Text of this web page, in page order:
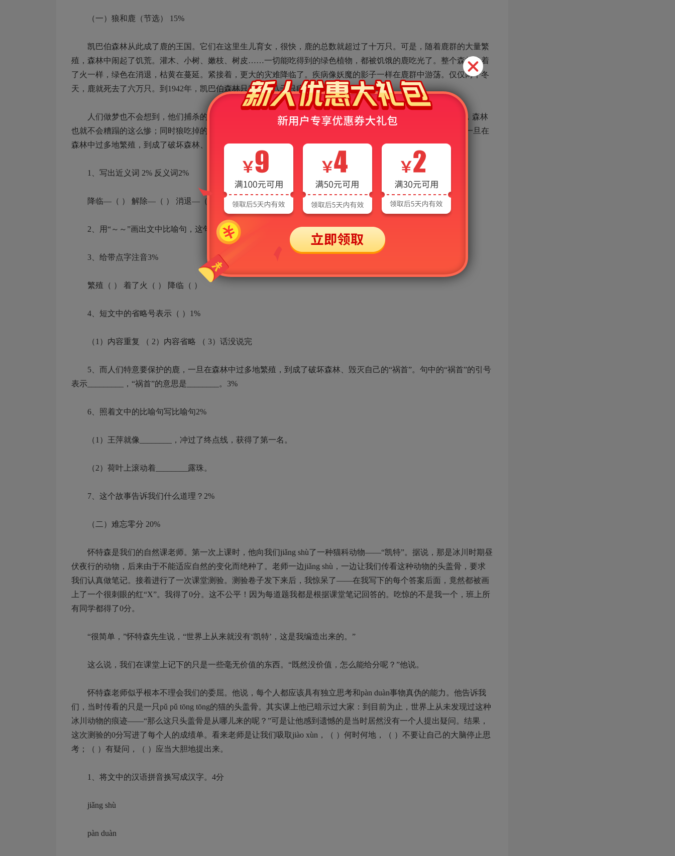
（一）狼和鹿（节选） 15%
凯巴伯森林从此成了鹿的王国。它们在这里生儿育女，很快，鹿的总数就超过了十万只。可是，随着鹿群的大量繁
殖，森林中闹起了饥荒。灌木、小树、嫩枝、树皮……一切能吃得到的绿色植物，都被饥饿的鹿吃光了。整个森林像着
了火一样，绿色在消退，枯黄在蔓延。紧接着，更大的灾难降临了。疾病像妖魔的影子一样在鹿群中游荡。仅仅两个冬
天，鹿就死去了六万只。到1942年，凯巴伯森林只剩下了八千只病鹿。
人们做梦也不会想到，他们捕杀的狼，居然是森林和鹿群的“功臣”。狼吃掉一些鹿，使鹿群不会发展的太快，森林
也就不会糟蹋的这么惨；同时狼吃掉的多半是病鹿，反倒解除了传染病对鹿群的威胁。而人们特意要保护的鹿，一旦在
森林中过多地繁殖，到成了破坏森林、毁灭自己的“祸首”。
1、写出近义词 2% 反义词2%
降临—（ ） 解除—（ ） 消退—（ ） 破坏—（ ）
2、用“～～”画出文中比喻句，这句比喻句把_________比作________。3%
3、给带点字注音3%
繁殖（ ） 着了火（ ） 降临（ ）
4、短文中的省略号表示（ ）1%
（1）内容重复 （ 2）内容省略 （ 3）话没说完
5、而人们特意要保护的鹿，一旦在森林中过多地繁殖，到成了破坏森林、毁灭自己的“祸首”。句中的“祸首”的引号
表示_________，“祸首”的意思是________。3%
6、照着文中的比喻句写比喻句2%
（1）王萍就像________，冲过了终点线，获得了第一名。
（2）荷叶上滚动着________露珠。
7、这个故事告诉我们什么道理？2%
（二）难忘零分 20%
怀特森是我们的自然课老师。第一次上课时，他向我们jiǎng shù了一种猫科动物——“凯特”。据说，那是冰川时期昼
伏夜行的动物，后来由于不能适应自然的变化而绝种了。老师一边jiǎng shù，一边让我们传看这种动物的头盖骨，要求
我们认真做笔记。接着进行了一次课堂测验。测验卷子发下来后，我惊呆了——在我写下的每个答案后面，竟然都被画
上了一个很刺眼的红“X”。我得了0分。这不公平！因为每道题我都是根据课堂笔记回答的。吃惊的不是我一个，班上所
有同学都得了0分。
“很简单，”怀特森先生说，“世界上从来就没有‘凯特’，这是我编造出来的。”
这么说，我们在课堂上记下的只是一些毫无价值的东西。“既然没价值，怎么能给分呢？”他说。
怀特森老师似乎根本不理会我们的委屈。他说，每个人都应该具有独立思考和pàn duàn事物真伪的能力。他告诉我
们，当时传看的只是一只pǔ pǔ tōng tōng的猫的头盖骨。其实课上他已暗示过大家：到目前为止，世界上从未发现过这种
冰川动物的痕迹——“那么这只头盖骨是从哪儿来的呢？”可是让他感到遗憾的是当时居然没有一个人提出疑问。结果，
这次测验的0分写进了每个人的成绩单。看来老师是让我们吸取jiào xùn，（ ）何时何地，（ ）不要让自己的大脑停止思
考；（ ）有疑问，（ ）应当大胆地提出来。
1、将文中的汉语拼音换写成汉字。4分
jiǎng shù
pàn duàn